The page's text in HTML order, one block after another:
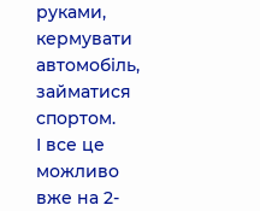
руками,
кермувати
автомобіль,
займатися
спортом.
І все це
можливо
вже на 2-